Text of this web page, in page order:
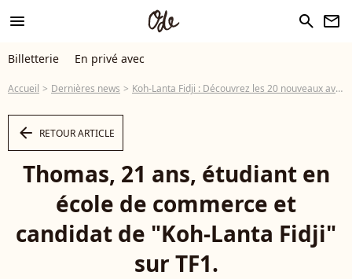
menu search newsletter
Billetterie En privé avec
Accueil Dernières news Koh-Lanta Fidji : Découvrez les 20 nouveaux aventuriers !
arrow_left RETOUR ARTICLE
Thomas, 21 ans, étudiant en
école de commerce et
candidat de "Koh-Lanta Fidji"
sur TF1.